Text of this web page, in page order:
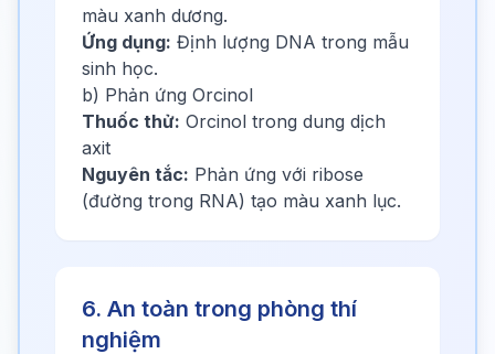
màu xanh dương.
Ứng dụng: Định lượng DNA trong mẫu
sinh học.
b) Phản ứng Orcinol
Thuốc thử: Orcinol trong dung dịch
axit
Nguyên tắc: Phản ứng với ribose
(đường trong RNA) tạo màu xanh lục.
6. An toàn trong phòng thí
nghiệm